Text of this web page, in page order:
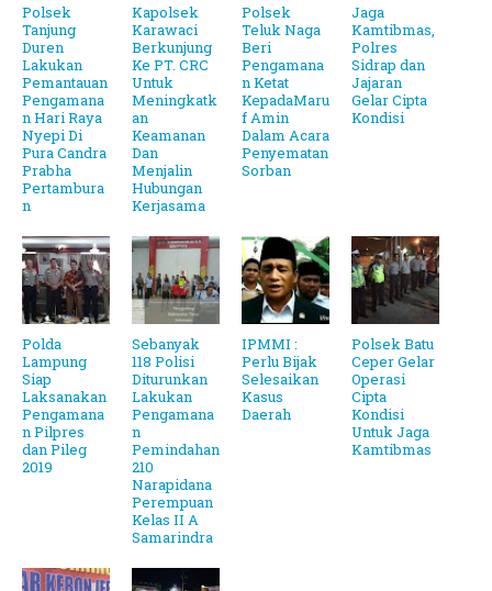
Polsek
Tanjung
Duren
Lakukan
Pemantauan
Pengamana
n Hari Raya
Nyepi Di
Pura Candra
Prabha
Pertambura
n
Kapolsek
Karawaci
Berkunjung
Ke PT. CRC
Untuk
Meningkatk
an
Keamanan
Dan
Menjalin
Hubungan
Kerjasama
Polsek
Teluk Naga
Beri
Pengamana
n Ketat
KepadaMaru
f Amin
Dalam Acara
Penyematan
Sorban
Jaga
Kamtibmas,
Polres
Sidrap dan
Jajaran
Gelar Cipta
Kondisi
Polda
Lampung
Siap
Laksanakan
Pengamana
n Pilpres
dan Pileg
2019
Sebanyak
118 Polisi
Diturunkan
Lakukan
Pengamana
n
Pemindahan
210
Narapidana
Perempuan
Kelas II A
Samarindra
IPMMI :
Perlu Bijak
Selesaikan
Kasus
Daerah
Polsek Batu
Ceper Gelar
Operasi
Cipta
Kondisi
Untuk Jaga
Kamtibmas